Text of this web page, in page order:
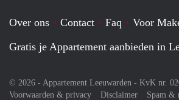
Over ons Contact Faq
Voor
Gratis je Appartement aanbieden in
© 2026 - Appartement Leeuwarden - KvK nr.
Voorwaarden & privacy
Disclaimer
Spam &